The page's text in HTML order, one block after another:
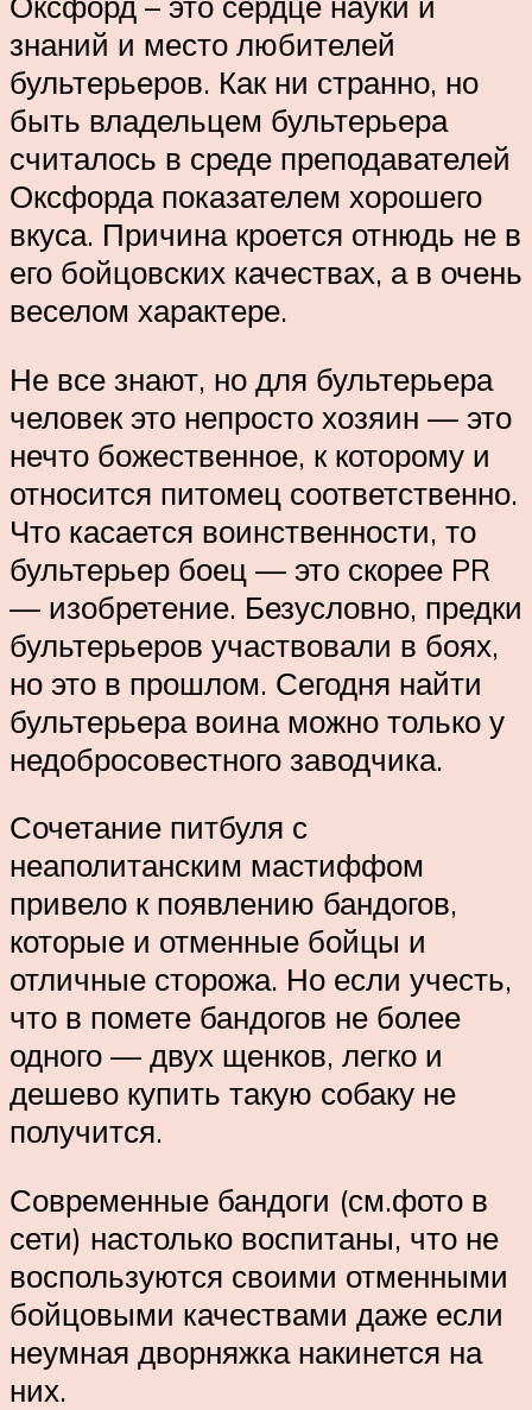
знаний и место любителей
бультерьеров. Как ни странно, но
быть владельцем бультерьера
считалось в среде преподавателей
Оксфорда показателем хорошего
вкуса. Причина кроется отнюдь не в
его бойцовских качествах, а в очень
веселом характере.
Не все знают, но для бультерьера
человек это непросто хозяин — это
нечто божественное, к которому и
относится питомец соответственно.
Что касается воинственности, то
бультерьер боец — это скорее PR
— изобретение. Безусловно, предки
бультерьеров участвовали в боях,
но это в прошлом. Сегодня найти
бультерьера воина можно только у
недобросовестного заводчика.
Сочетание питбуля с
неаполитанским мастиффом
привело к появлению бандогов,
которые и отменные бойцы и
отличные сторожа. Но если учесть,
что в помете бандогов не более
одного — двух щенков, легко и
дешево купить такую собаку не
получится.
Современные бандоги (см.фото в
сети) настолько воспитаны, что не
воспользуются своими отменными
бойцовыми качествами даже если
неумная дворняжка накинется на
них.